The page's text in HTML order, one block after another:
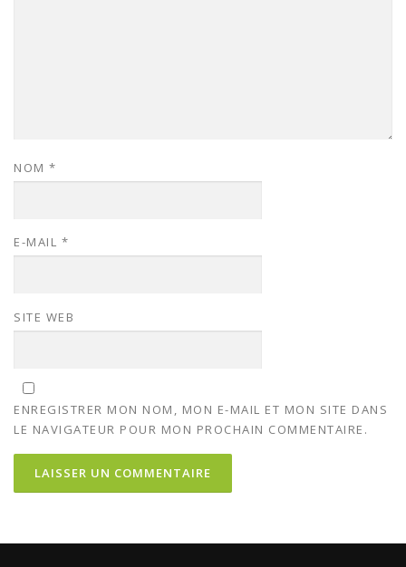
NOM *
E-MAIL *
SITE WEB
ENREGISTRER MON NOM, MON E-MAIL ET MON SITE DANS
LE NAVIGATEUR POUR MON PROCHAIN COMMENTAIRE.